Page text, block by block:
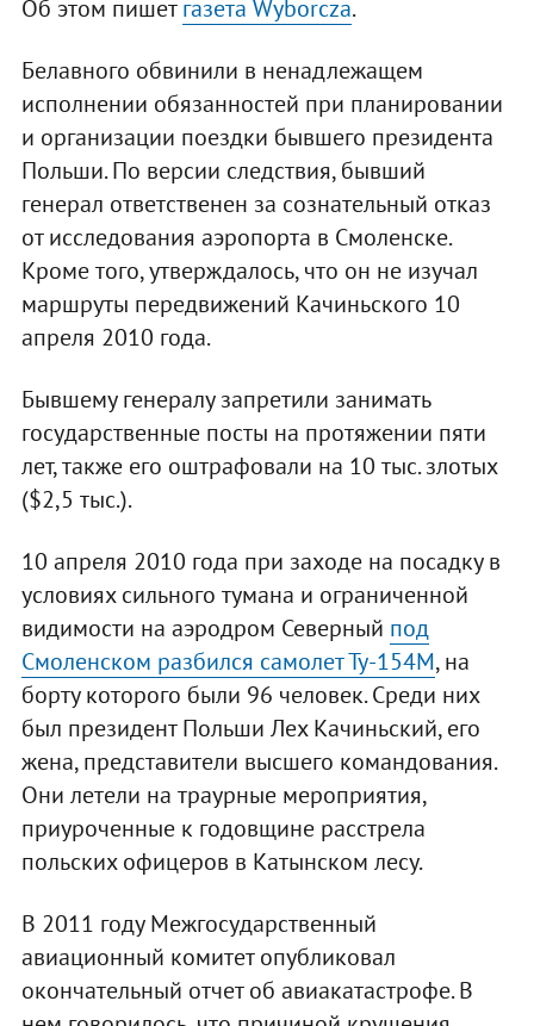
Об этом пишетгазета Wyborcza.
Белавного обвинили в ненадлежащем
исполнении обязанностей при планировании
и организации поездки бывшего президента
Польши. По версии следствия, бывший
генерал ответственен за сознательный отказ
от исследования аэропорта в Смоленске.
Кроме того, утверждалось, что он не изучал
маршруты передвижений Качиньского 10
апреля 2010 года.
Бывшему генералу запретили занимать
государственные посты на протяжении пяти
лет, также его оштрафовали на 10 тыс. злотых
($2,5 тыс.).
10 апреля 2010 года при заходе на посадку в
условиях сильного тумана и ограниченной
видимости на аэродром Северный под
Смоленском разбился самолет Ту-154М, на
борту которого были 96 человек. Среди них
был президент Польши Лех Качиньский, его
жена, представители высшего командования.
Они летели на траурные мероприятия,
приуроченные к годовщине расстрела
польских офицеров в Катынском лесу.
В 2011 году Межгосударственный
авиационный комитет опубликовал
окончательный отчет об авиакатастрофе. В